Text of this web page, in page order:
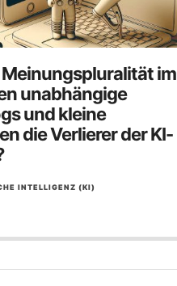
im
unabhängige
und kleine
die Verlierer der KI-
INTELLIGENZ (KI)